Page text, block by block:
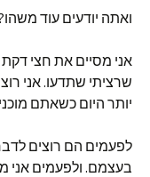
ואתה יודעים עוד
אני מסיים את חצי
שרציתי שתדעו. אני
יותר היום כשאתם
לפעמים הם רוצים
בעצמם. ולפעמים אני